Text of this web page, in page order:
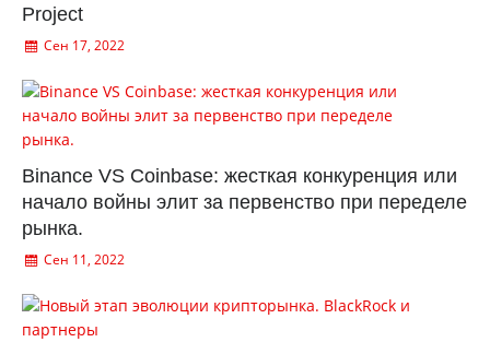
Project
Сен 17, 2022
Binance VS Coinbase: жесткая конкуренция или
начало войны элит за первенство при переделе
рынка.
Сен 11, 2022